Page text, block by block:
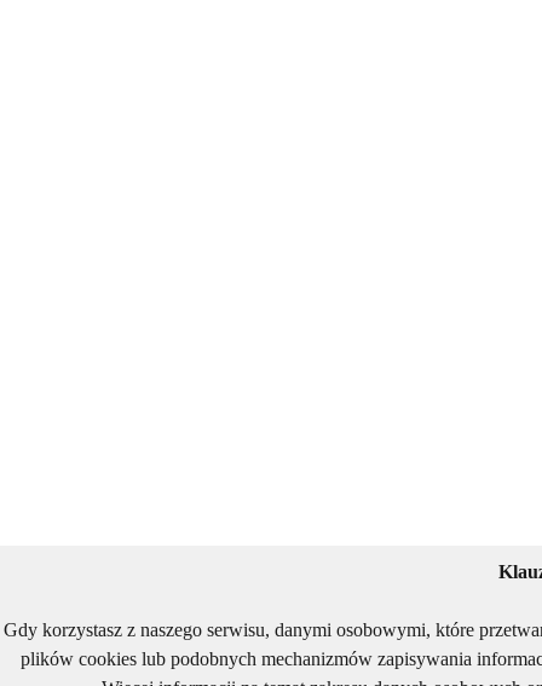
Gdy korzystasz z naszego serwisu, danymi osobowymi, które
plików cookies lub podobnych mechanizmów zapisywania